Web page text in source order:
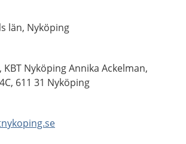
län, Nyköping
Nyköping Annika Ackelman,
611 31 Nyköping